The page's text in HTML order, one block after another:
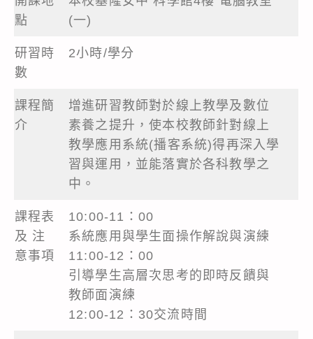
點
(一)
研習時
數
2小時/學分
課程簡
介
增進研習教師對於線上教學及數位
素養之提升，使本校教師針對線上
教學應用系統(播客系統)得再深入學
習與運用，並能落實於各科教學之
中。
課程表
及 注
意事項
10:00-11：00
系統應用與學生面操作解說與演練
11:00-12：00
引導學生高層次思考的即時反饋與
教師面演練
12:00-12：30交流時間